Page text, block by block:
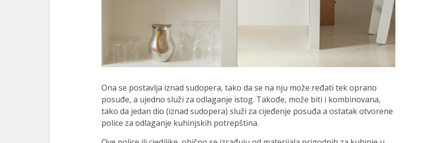
Ona se postavlja iznad sudopera, tako da se na nju može ređati tek oprano
posuđe, a ujedno služi za odlaganje istog. Takođe, može biti i kombinovana,
tako da jedan dio (iznad sudopera) služi za cijeđenje posuđa a ostatak otvorene
police za odlaganje kuhinjskih potrepština.